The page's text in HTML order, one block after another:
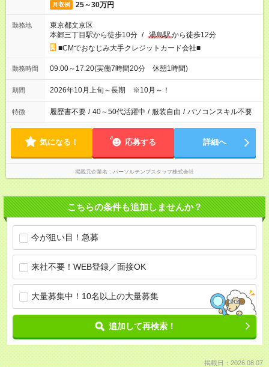
月収例 25～30万円
勤務地
東京都文京区
本郷三丁目駅から徒歩10分 / 湯島駅から徒歩12分
■CMでおなじみ大手クレジットカード会社■
勤務時間 09:00～17:20(実働7時間20分 休憩1時間)
期間 2026年10月上旬～長期 ※10月～！
特徴 履歴書不要 / 40～50代活躍中 / 服装自由 / パソコンスキル不要
気になる！ 応募する 詳細へ
掲載元企業名 パーソルテンプスタッフ株式会社
こちらの条件も追加しませんか？
今が狙い目！急募
来社不要！WEB登録／面接OK
大量募集中！10名以上の大量募集
追加して再検索！
掲載日：2026.08.07